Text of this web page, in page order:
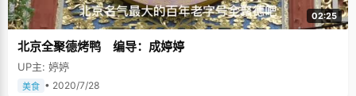
02:25
北京全聚德烤鸭 编导：成婷婷
UP主: 婷婷
美食 • 2020/7/28